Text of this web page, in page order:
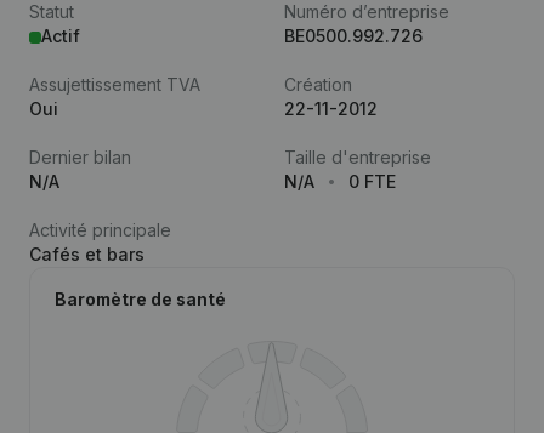
Statut
Actif
Numéro d’entreprise
BE0500.992.726
Assujettissement TVA
Oui
Création
22-11-2012
Dernier bilan
N/A
Taille d'entreprise
N/A
0 FTE
Activité principale
Cafés et bars
Baromètre de santé